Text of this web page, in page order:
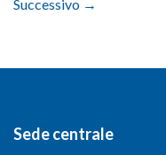
Successivo →
Sede centrale